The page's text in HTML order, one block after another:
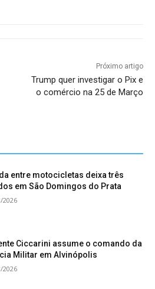
Próximo artigo
Trump quer investigar o Pix e
o comércio na 25 de Março
entre motocicletas deixa três
em São Domingos do Prata
2026
Ciccarini assume o comando da
Militar em Alvinópolis
2026